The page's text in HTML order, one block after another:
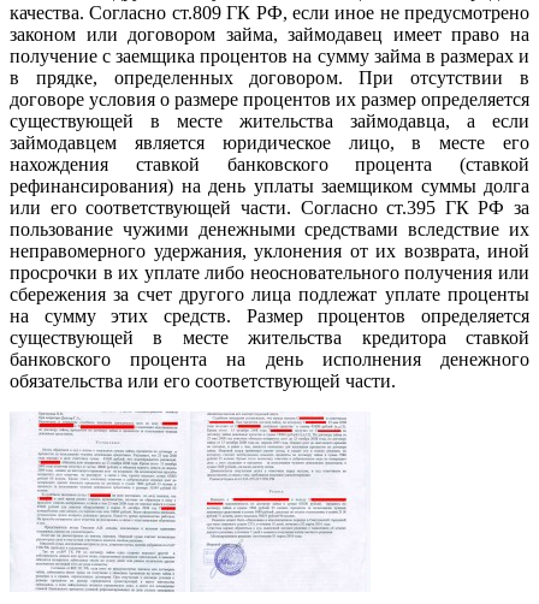
качества. Согласно ст.809 ГК РФ, если иное не предусмотрено
законом или договором займа, займодавец имеет право на
получение с заемщика процентов на сумму займа в размерах и
в прядке, определенных договором. При отсутствии в
договоре условия о размере процентов их размер определяется
существующей в месте жительства займодавца, а если
займодавцем является юридическое лицо, в месте его
нахождения ставкой банковского процента (ставкой
рефинансирования) на день уплаты заемщиком суммы долга
или его соответствующей части. Согласно ст.395 ГК РФ за
пользование чужими денежными средствами вследствие их
неправомерного удержания, уклонения от их возврата, иной
просрочки в их уплате либо неосновательного получения или
сбережения за счет другого лица подлежат уплате проценты
на сумму этих средств. Размер процентов определяется
существующей в месте жительства кредитора ставкой
банковского процента на день исполнения денежного
обязательства или его соответствующей части.